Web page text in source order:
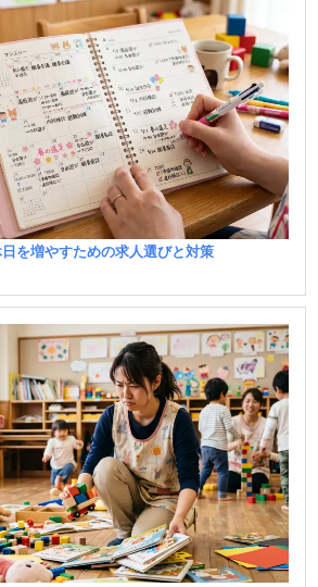
を増やすための求人選びと対策